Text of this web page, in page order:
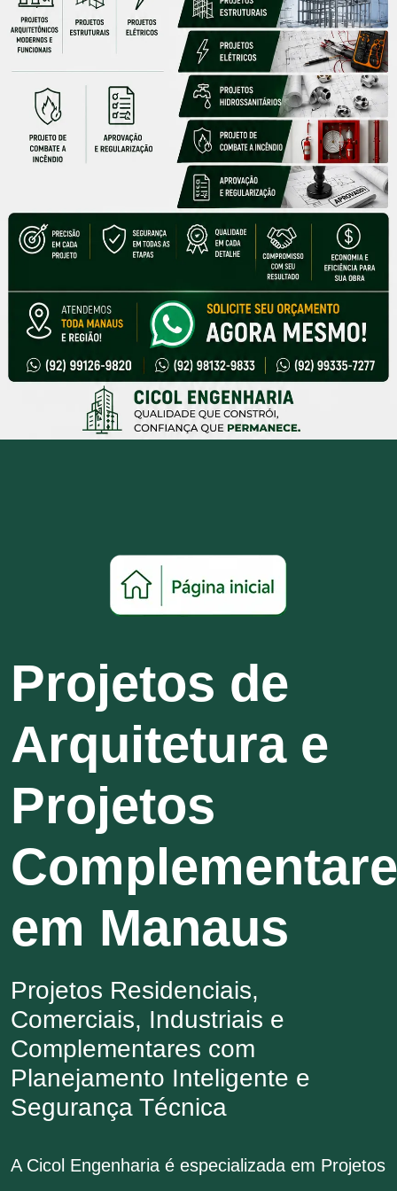
Projetos de
Arquitetura e
Projetos
em Manaus
Projetos Residenciais,
Comerciais, Industriais e
Complementares com
Planejamento Inteligente e
Segurança Técnica
A Cicol Engenharia é especializada em Projetos